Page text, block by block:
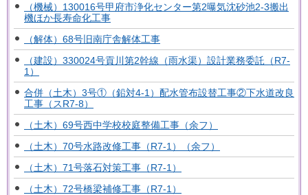
（機械）130016号甲府市浄化センター第2曝気沈砂池2-3搬出
機ほか長寿命化工事
（解体）68号旧南庁舎解体工事
（建設）330024号貢川第2幹線（雨水渠）設計業務委託（R7-
1）
合併（土木）3号①（鉛対4-1）配水管布設替工事②下水道改良
工事（スR7-8）
（土木）69号西中学校校庭整備工事（余フ）
（土木）70号水路改修工事（R7-1）（余フ）
（土木）71号落石対策工事（R7-1）
（土木）72号橋梁補修工事（R7-1）